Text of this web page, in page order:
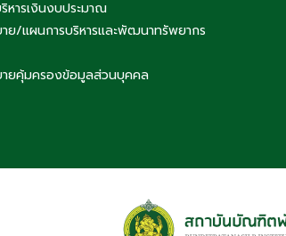
หารเงินงบประมาณ
ย/แผนการบริหารและพัฒนาทรัพยากร
ายคุ้มครองข้อมูลส่วนบุคคล